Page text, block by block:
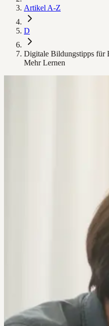
Artikel A-Z
D
Digitale Bildungstipps für
Mehr Lernen